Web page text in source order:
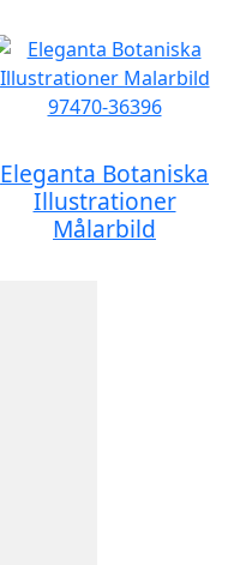
Eleganta Botaniska
Illustrationer
Målarbild